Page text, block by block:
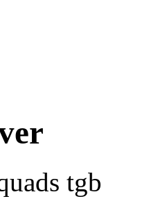
tgb